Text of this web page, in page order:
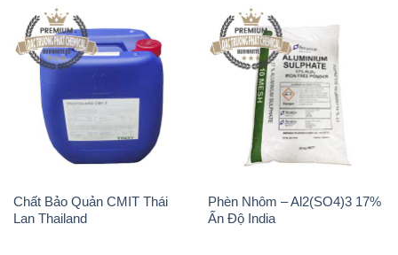
Chất Bảo Quản CMIT Thái
Lan Thailand
Phèn Nhôm – Al2(SO4)3 17%
Ấn Độ India